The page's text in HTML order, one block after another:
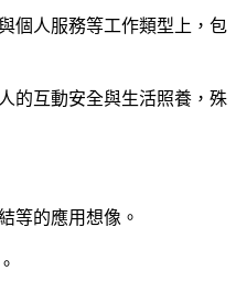
個人服務等工作類型上，包
的互動安全與生活照養，殊
等的應用想像。